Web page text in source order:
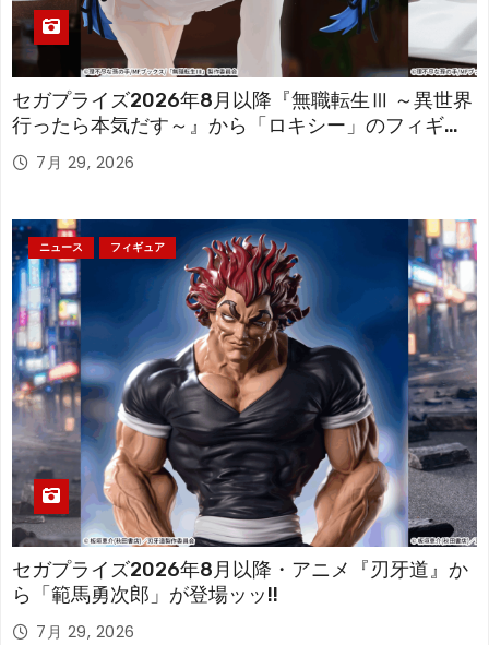
セガプライズ2026年8月以降『無職転生Ⅲ ～異世界
行ったら本気だす～』から「ロキシー」のフィギュ
アが登場！
7月 29, 2026
ニュース フィギュア
セガプライズ2026年8月以降・アニメ『刃牙道』か
ら「範馬勇次郎」が登場ッッ!!
7月 29, 2026